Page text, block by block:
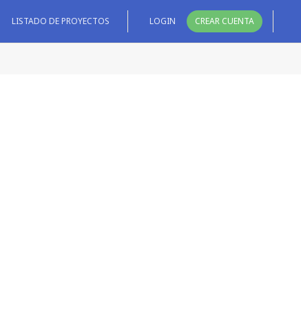
LISTADO DE PROYECTOS LOGIN CREAR CUENTA